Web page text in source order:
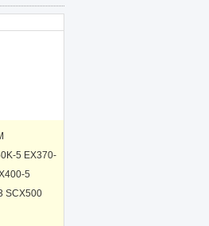
5 EX370-
5
SCX500